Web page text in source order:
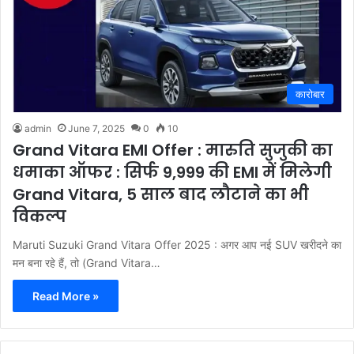
कारोबार
admin June 7, 2025 0 10
Grand Vitara EMI Offer : मारुति सुजुकी का
धमाका ऑफर : सिर्फ 9,999 की EMI में मिलेगी
Grand Vitara, 5 साल बाद लौटाने का भी
विकल्प
Maruti Suzuki Grand Vitara Offer 2025 : अगर आप नई SUV खरीदने का
मन बना रहे हैं, तो (Grand Vitara…
Read More »